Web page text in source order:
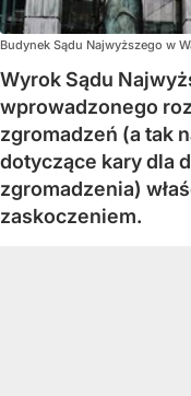
Budynek Sądu Najwyższego w
Wyrok Sądu
wprowadzonego
zgromadzeń (a tak
dotyczące kary dla
zgromadzenia)
zaskoczeniem.